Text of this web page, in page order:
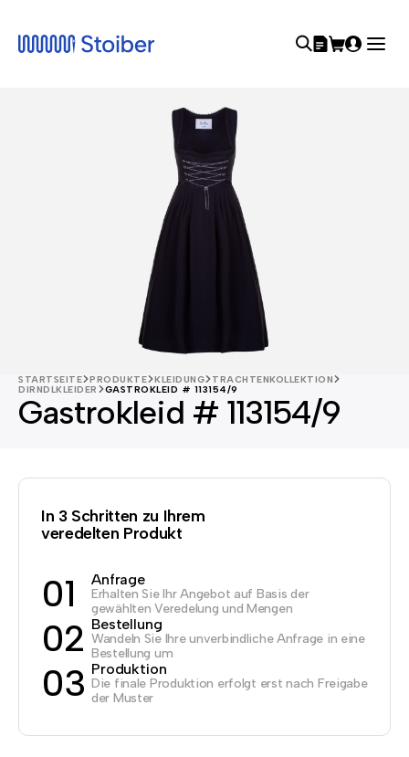
STARTSEITE PRODUKTE KLEIDUNG
TRACHTENKOLLEKTION
DIRNDLKLEIDER
GASTROKLEID # 113154/9
Gastrokleid # 113154/9
In 3 Schritten zu Ihrem
veredelten Produkt
01 Anfrage
Erhalten Sie Ihr Angebot auf Basis der
gewählten Veredelung und Mengen
02 Bestellung
Wandeln Sie Ihre unverbindliche Anfrage in eine
Bestellung um
03 Produktion
Die finale Produktion erfolgt erst nach Freigabe
der Muster